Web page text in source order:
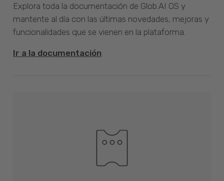
Explora toda la documentación de Glob.AI OS y
mantente al día con las últimas novedades, mejoras y
funcionalidades que se vienen en la plataforma.
Ir a la documentación